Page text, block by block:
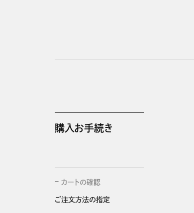
購入お手続き
カートの確認
ご注文方法の指定